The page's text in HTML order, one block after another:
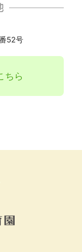
52号
ちら